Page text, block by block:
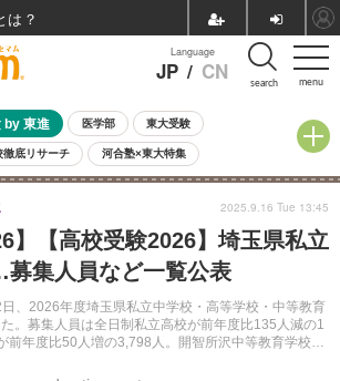
menu
Language
JP / CN search
by 東進 医学部 東大受験
徹底リサーチ 河合塾×東大特集
高校受験 中学受験 小学校受験
全国公立高校 過去問 人気記事
自由研究教材（中学生向け） ランキング
】【高校受験2026】埼玉県私立
集人員など一覧公表
、2026年度埼玉県私立中学校・高等学校・中等教育
。募集人員は全日制私立高校が前年度比135人減の1
前年度比50人増の3,798人。開智所沢中等教育学校は
2025.9.16 Tue 13:45